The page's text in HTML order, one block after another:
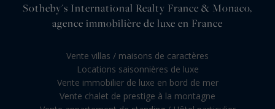
Sotheby's International Realty France & Monaco,
agence immobilière de luxe en France
Vente villas / maisons de caractères
Locations saisonnières de luxe
Vente immobilier de luxe en bord de mer
Vente chalet de prestige à la montagne